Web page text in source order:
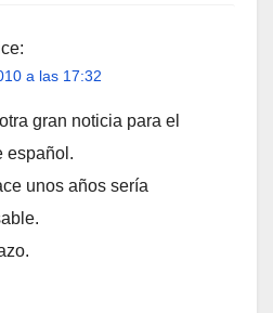
a las 17:32
gran noticia para el
español.
unos años sería